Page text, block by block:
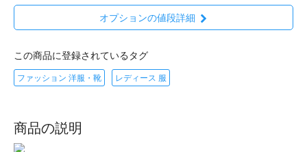
オプションの値段詳細
この商品に登録されているタグ
ファッション 洋服・靴 レディース 服
商品の説明